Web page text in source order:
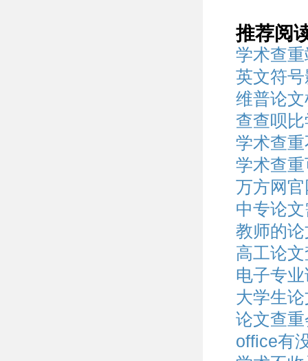
推荐阅
学术查
英文符
维普论
查查呗
学术查
学术查
万方网
中专论
教师的
高工论
电子专
大学生
论文查
office有